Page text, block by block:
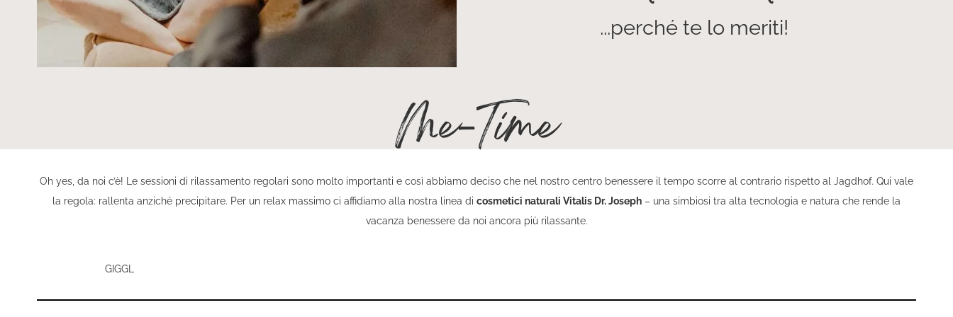
...perché te lo meriti!
Me-Time
Oh yes, da noi c’è! Le sessioni di rilassamento regolari sono molto importanti e così abbiamo deciso che nel nostro centro benessere il tempo scorre al contrario rispetto al Jagdhof. Qui vale
la regola: rallenta anziché precipitare. Per un relax massimo ci affidiamo alla nostra linea di cosmetici naturali Vitalis Dr. Joseph – una simbiosi tra alta tecnologia e natura che rende la
vacanza benessere da noi ancora più rilassante.
GIGGL